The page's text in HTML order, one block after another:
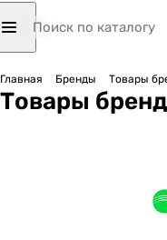
Главная Бренды Товары
Товары